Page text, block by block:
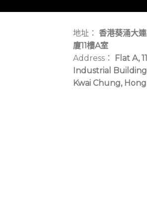
地址： 香港葵涌大
廈11樓A室
Address：
Flat A,
Industrial
Kwai Chung,